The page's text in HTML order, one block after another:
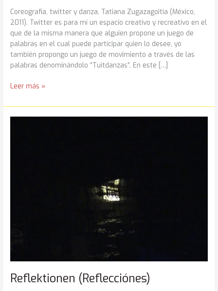
Coreografía, twitter y danza, Tatiana Zugazagoitia (México,
2011). Twitter es para mí un espacio creativo y recreativo en el
que de la misma manera que alguien propone un juego de
palabras en el cual puede participar quien lo desee, yo
también propongo un juego de movimiento a través de las
palabras denominándolo “Tuitdanzas”. En este […]
TUITDANZAS
Leer más »
Reflektionen (Reflecciónes)